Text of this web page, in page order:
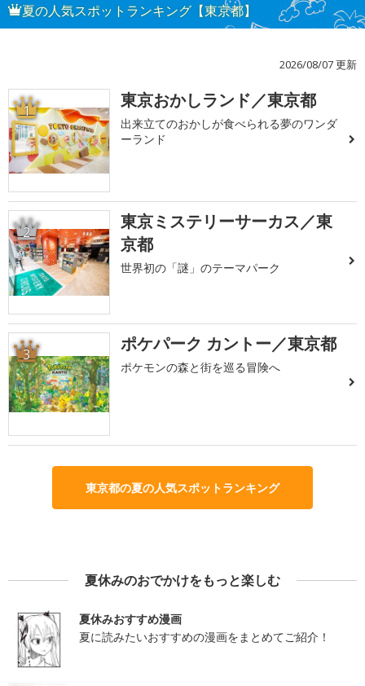
夏の人気スポットランキング【東京都】
2026/08/07 更新
1 東京おかしランド／東京都
出来立てのおかしが食べられる夢のワンダ
ーランド
2
東京ミステリーサーカス／東
京都
世界初の「謎」のテーマパーク
3 ポケパーク カントー／東京都
ポケモンの森と街を巡る冒険へ
東京都の夏の人気スポットランキング
夏休みのおでかけをもっと楽しむ
夏休みおすすめ漫画
夏に読みたいおすすめの漫画をまとめてご紹介！